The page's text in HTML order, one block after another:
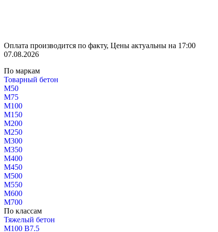
Оплата производится по факту, Цены актуальны на 17:00
07.08.2026
По маркам
Товарный бетон
М50
М75
М100
М150
М200
М250
М300
М350
М400
М450
М500
М550
М600
М700
По классам
Тяжелый бетон
М100 В7.5